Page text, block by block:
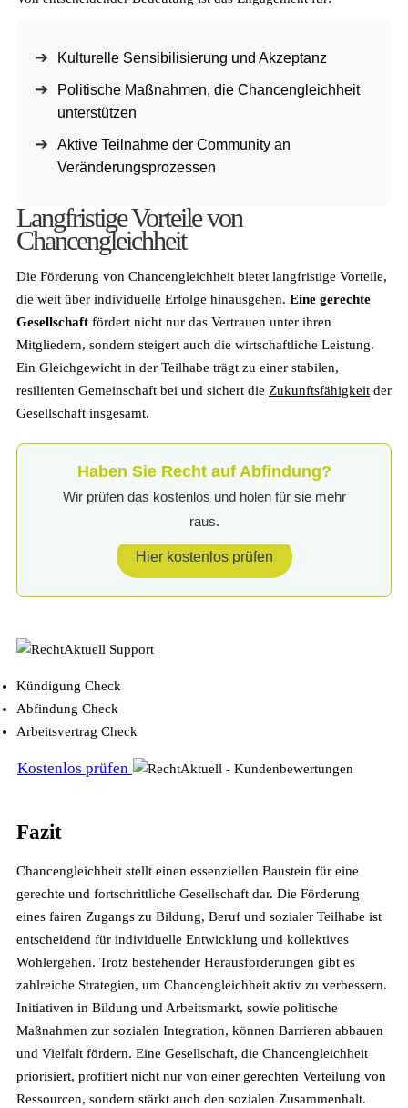
Kulturelle Sensibilisierung und Akzeptanz
Politische Maßnahmen, die Chancengleichheit
unterstützen
Aktive Teilnahme der Community an
Veränderungsprozessen
Langfristige Vorteile von
Chancengleichheit
Die Förderung von Chancengleichheit bietet langfristige Vorteile,
die weit über individuelle Erfolge hinausgehen. Eine gerechte
Gesellschaft fördert nicht nur das Vertrauen unter ihren
Mitgliedern, sondern steigert auch die wirtschaftliche Leistung.
Ein Gleichgewicht in der Teilhabe trägt zu einer stabilen,
resilienten Gemeinschaft bei und sichert die Zukunftsfähigkeit der
Gesellschaft insgesamt.
Haben Sie Recht auf Abfindung?
Wir prüfen das kostenlos und holen für sie mehr
raus.
Hier kostenlos prüfen
Kündigung Check
Abfindung Check
Arbeitsvertrag Check
Kostenlos prüfen
Fazit
Chancengleichheit stellt einen essenziellen Baustein für eine
gerechte und fortschrittliche Gesellschaft dar. Die Förderung
eines fairen Zugangs zu Bildung, Beruf und sozialer Teilhabe ist
entscheidend für individuelle Entwicklung und kollektives
Wohlergehen. Trotz bestehender Herausforderungen gibt es
zahlreiche Strategien, um Chancengleichheit aktiv zu verbessern.
Initiativen in Bildung und Arbeitsmarkt, sowie politische
Maßnahmen zur sozialen Integration, können Barrieren abbauen
und Vielfalt fördern. Eine Gesellschaft, die Chancengleichheit
priorisiert, profitiert nicht nur von einer gerechten Verteilung von
Ressourcen, sondern stärkt auch den sozialen Zusammenhalt.